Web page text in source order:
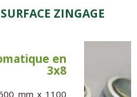
Zingage
en
3x8
mm x 1100